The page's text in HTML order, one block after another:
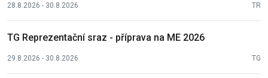
28.8.2026 - 30.8.2026 TR
TG Reprezentační sraz - příprava na ME 2026
29.8.2026 - 30.8.2026 TG